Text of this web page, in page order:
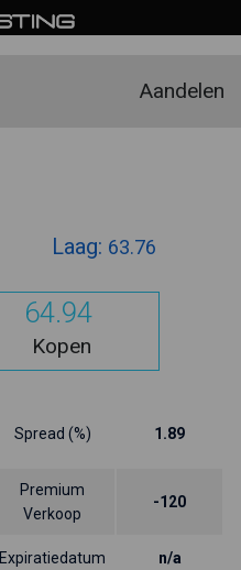
Aandelen
Laag: 63.76
64.94
Kopen
Spread (%) 1.89
Premium
Verkoop
-120
Expiratiedatum n/a